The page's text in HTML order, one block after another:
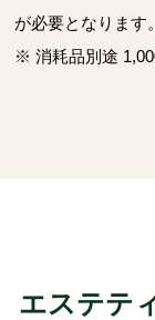
が必要となります
※ 消耗品別途
エステテ